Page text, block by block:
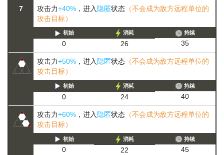
7 攻击力+40% ，进入 隐匿状态 （不会成为敌方远程单位的
攻击目标）
初始
0
消耗
26
持续
35
攻击力+50% ，进入 隐匿状态 （不会成为敌方远程单位的
攻击目标）
初始
0
消耗
24
持续
40
攻击力+60% ，进入 隐匿状态 （不会成为敌方远程单位的
攻击目标）
初始
0
消耗
22
持续
45